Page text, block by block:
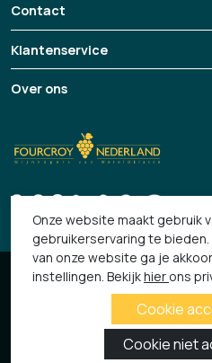
Contact
Klantenservice
Over ons
© 2026 Fourcroy
Algemene Voorwaarden
Onze website maakt gebruik
gebruikerservaring te
van onze website ga je
instellingen. Bekijkhier ons